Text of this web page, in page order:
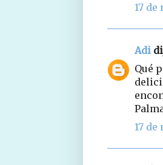
17 de
Adi
Qué
17 de